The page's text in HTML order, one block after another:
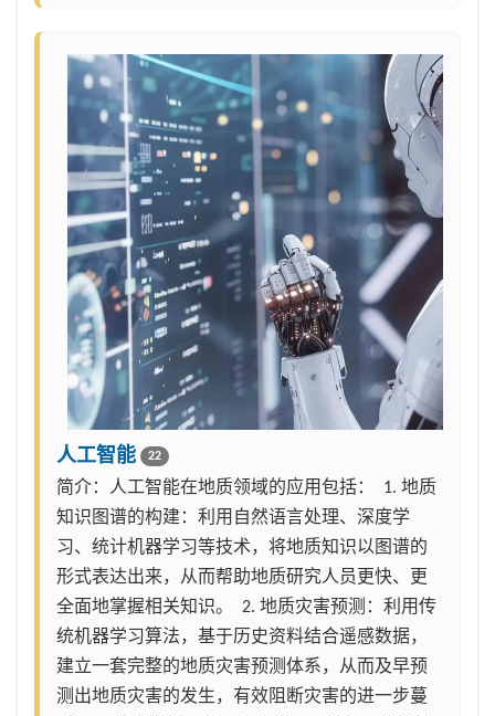
人工智能 22
简介：人工智能在地质领域的应用包括： 1. 地质
知识图谱的构建：利用自然语言处理、深度学
习、统计机器学习等技术，将地质知识以图谱的
形式表达出来，从而帮助地质研究人员更快、更
全面地掌握相关知识。 2. 地质灾害预测：利用传
统机器学习算法，基于历史资料结合遥感数据，
建立一套完整的地质灾害预测体系，从而及早预
测出地质灾害的发生，有效阻断灾害的进一步蔓